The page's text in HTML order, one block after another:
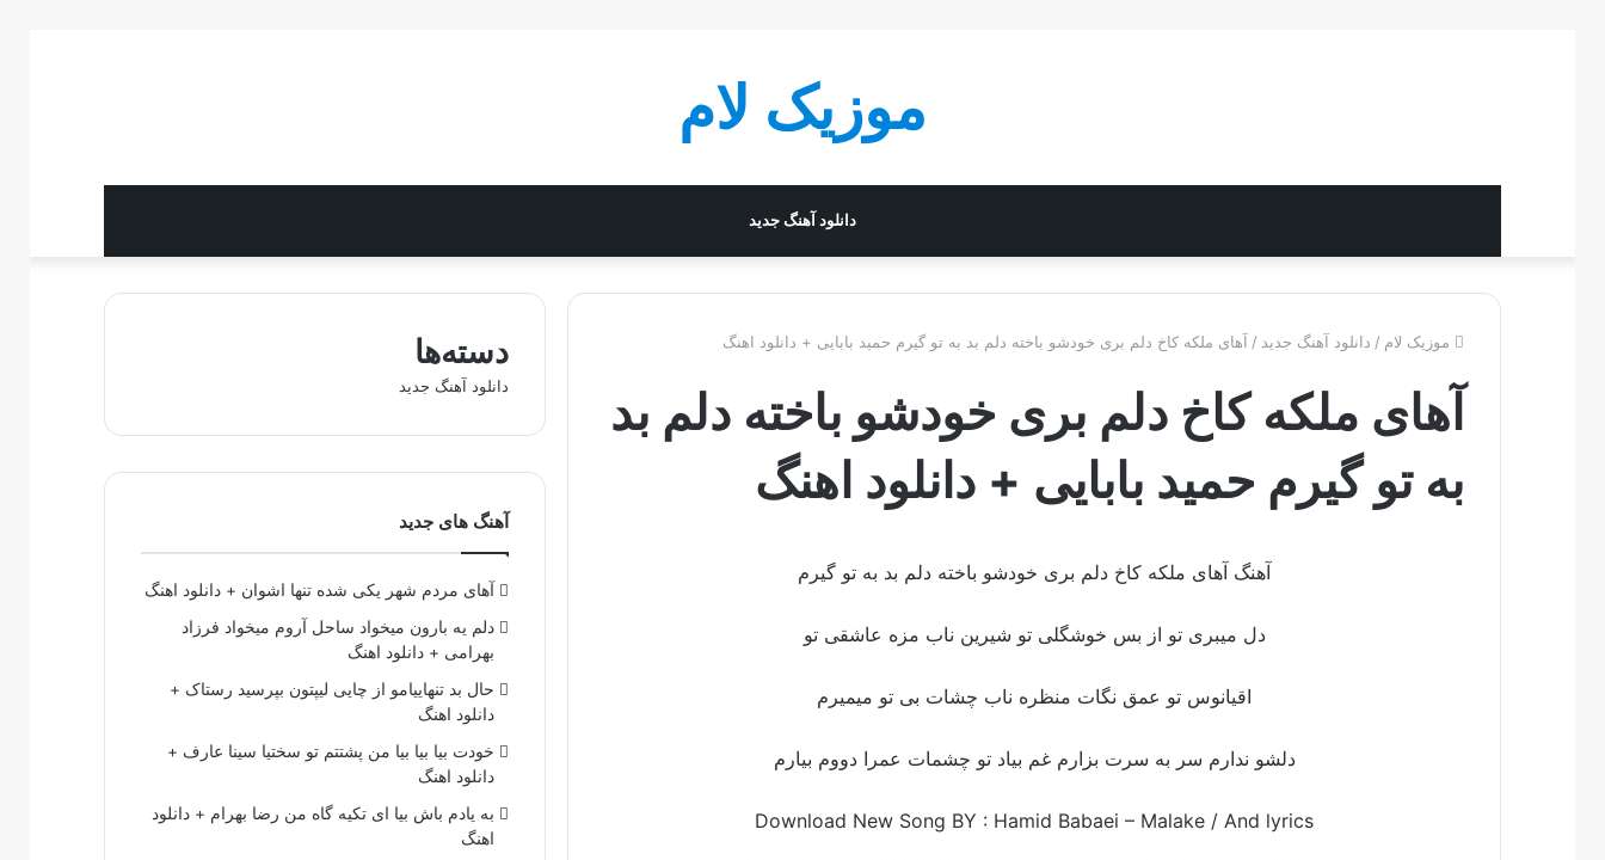
موزیک لام
دانلود آهنگ جدید
موزیک لام / دانلود آهنگ جدید / آهای ملکه کاخ دلم بری خودشو باخته دلم بد به تو گیرم حمید بابایی + دانلود اهنگ
آهای ملکه کاخ دلم بری خودشو باخته دلم بد
به تو گیرم حمید بابایی + دانلود اهنگ
آهنگ آهای ملکه کاخ دلم بری خودشو باخته دلم بد به تو گیرم
دل میبری تو از بس خوشگلی تو شیرین ناب مزه عاشقی تو
اقیانوس تو عمق نگات منظره ناب چشات بی تو میمیرم
دلشو ندارم سر به سرت بزارم غم بیاد تو چشمات عمرا دووم بیارم
Download New Song BY : Hamid Babaei – Malake / And lyrics
دسته‌ها
دانلود آهنگ جدید
آهنگ های جدید
آهای مردم شهر یکی شده تنها اشوان + دانلود اهنگ
دلم یه بارون میخواد ساحل آروم میخواد فرزاد
بهرامی + دانلود اهنگ
حال بد تنهاییامو از چایی لیپتون بپرسید رستاک +
دانلود اهنگ
خودت بیا بیا بیا من پشتتم تو سختیا سینا عارف +
دانلود اهنگ
به یادم باش بیا ای تکیه گاه من رضا بهرام + دانلود
اهنگ